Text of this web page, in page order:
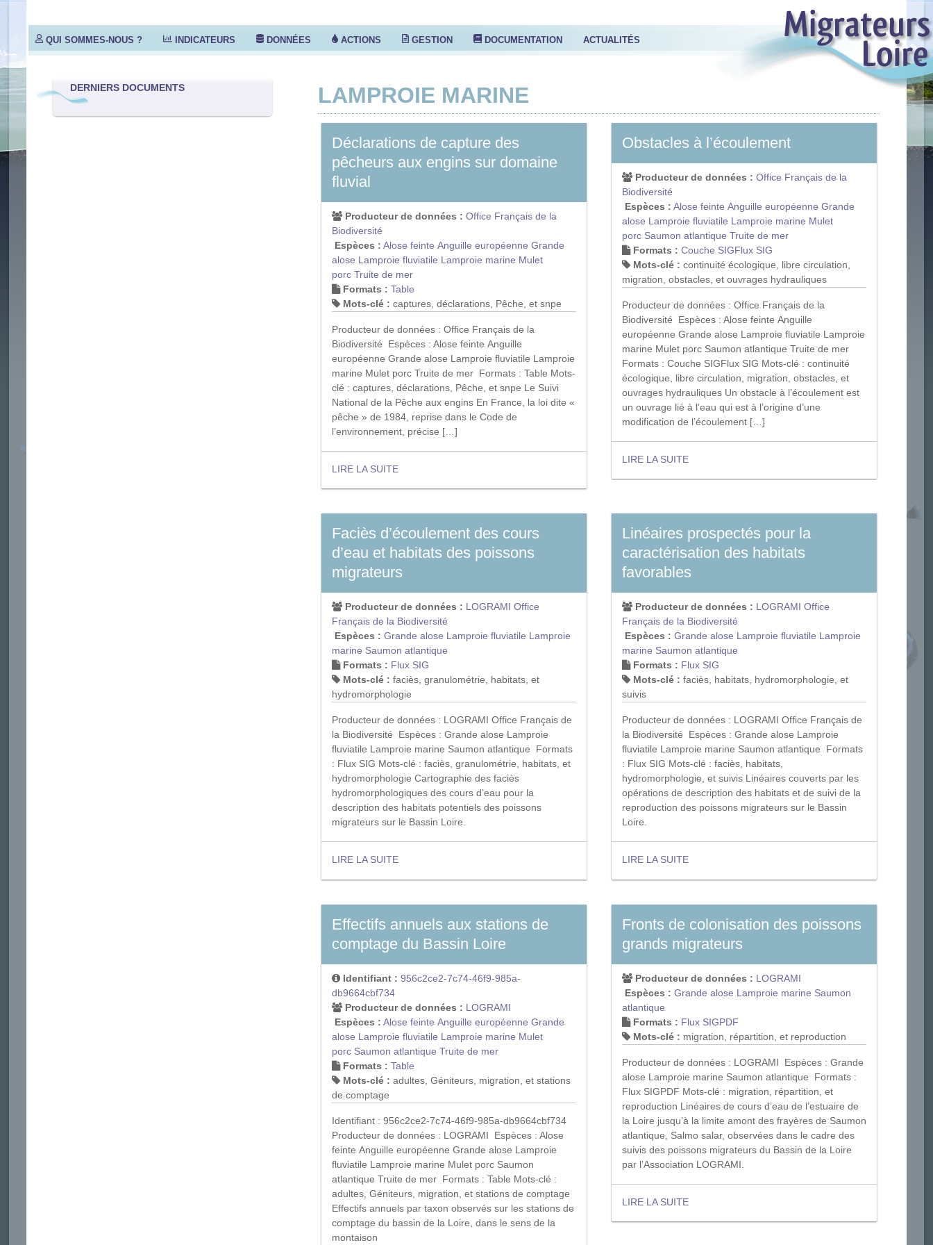
QUI SOMMES-NOUS ? INDICATEURS DONNÉES ACTIONS GESTION DOCUMENTATION ACTUALITÉS
LAMPROIE MARINE
Déclarations de capture des
pêcheurs aux engins sur domaine
fluvial
Producteur de données : Office Français de la
Biodiversité
Espèces : Alose feinte Anguille européenne Grande
alose Lamproie fluviatile Lamproie marine Mulet
porc Truite de mer
Formats : Table
Mots-clé : captures, déclarations, Pêche, et snpe
Producteur de données : Office Français de la
Biodiversité Espèces : Alose feinte Anguille
européenne Grande alose Lamproie fluviatile Lamproie
marine Mulet porc Truite de mer Formats : Table Mots-
clé : captures, déclarations, Pêche, et snpe Le Suivi
National de la Pêche aux engins En France, la loi dite «
pêche » de 1984, reprise dans le Code de
l’environnement, précise […]
LIRE LA SUITE
Obstacles à l’écoulement
Producteur de données : Office Français de la
Biodiversité
Espèces : Alose feinte Anguille européenne Grande
alose Lamproie fluviatile Lamproie marine Mulet
porc Saumon atlantique Truite de mer
Formats : Couche SIGFlux SIG
Mots-clé : continuité écologique, libre circulation,
migration, obstacles, et ouvrages hydrauliques
Producteur de données : Office Français de la
Biodiversité Espèces : Alose feinte Anguille
européenne Grande alose Lamproie fluviatile Lamproie
marine Mulet porc Saumon atlantique Truite de mer
Formats : Couche SIGFlux SIG Mots-clé : continuité
écologique, libre circulation, migration, obstacles, et
ouvrages hydrauliques Un obstacle à l’écoulement est
un ouvrage lié à l’eau qui est à l’origine d’une
modification de l’écoulement […]
LIRE LA SUITE
Faciès d’écoulement des cours
d’eau et habitats des poissons
migrateurs
Producteur de données : LOGRAMI Office
Français de la Biodiversité
Espèces : Grande alose Lamproie fluviatile Lamproie
marine Saumon atlantique
Formats : Flux SIG
Mots-clé : faciès, granulométrie, habitats, et
hydromorphologie
Producteur de données : LOGRAMI Office Français de
la Biodiversité Espèces : Grande alose Lamproie
fluviatile Lamproie marine Saumon atlantique Formats
: Flux SIG Mots-clé : faciès, granulométrie, habitats, et
hydromorphologie Cartographie des faciès
hydromorphologiques des cours d’eau pour la
description des habitats potentiels des poissons
migrateurs sur le Bassin Loire.
LIRE LA SUITE
Linéaires prospectés pour la
caractérisation des habitats
favorables
Producteur de données : LOGRAMI Office
Français de la Biodiversité
Espèces : Grande alose Lamproie fluviatile Lamproie
marine Saumon atlantique
Formats : Flux SIG
Mots-clé : faciès, habitats, hydromorphologie, et
suivis
Producteur de données : LOGRAMI Office Français de
la Biodiversité Espèces : Grande alose Lamproie
fluviatile Lamproie marine Saumon atlantique Formats
: Flux SIG Mots-clé : faciès, habitats,
hydromorphologie, et suivis Linéaires couverts par les
opérations de description des habitats et de suivi de la
reproduction des poissons migrateurs sur le Bassin
Loire.
LIRE LA SUITE
Effectifs annuels aux stations de
comptage du Bassin Loire
Identifiant : 956c2ce2-7c74-46f9-985a-
db9664cbf734
Producteur de données : LOGRAMI
Espèces : Alose feinte Anguille européenne Grande
alose Lamproie fluviatile Lamproie marine Mulet
porc Saumon atlantique Truite de mer
Formats : Table
Mots-clé : adultes, Géniteurs, migration, et stations
de comptage
Identifiant : 956c2ce2-7c74-46f9-985a-db9664cbf734
Producteur de données : LOGRAMI Espèces : Alose
feinte Anguille européenne Grande alose Lamproie
fluviatile Lamproie marine Mulet porc Saumon
atlantique Truite de mer Formats : Table Mots-clé :
adultes, Géniteurs, migration, et stations de comptage
Effectifs annuels par taxon observés sur les stations de
comptage du bassin de la Loire, dans le sens de la
montaison
Fronts de colonisation des poissons
grands migrateurs
Producteur de données : LOGRAMI
Espèces : Grande alose Lamproie marine Saumon
atlantique
Formats : Flux SIGPDF
Mots-clé : migration, répartition, et reproduction
Producteur de données : LOGRAMI Espèces : Grande
alose Lamproie marine Saumon atlantique Formats :
Flux SIGPDF Mots-clé : migration, répartition, et
reproduction Linéaires de cours d’eau de l’estuaire de
la Loire jusqu’à la limite amont des frayères de Saumon
atlantique, Salmo salar, observées dans le cadre des
suivis des poissons migrateurs du Bassin de la Loire
par l’Association LOGRAMI.
LIRE LA SUITE
DERNIERS DOCUMENTS